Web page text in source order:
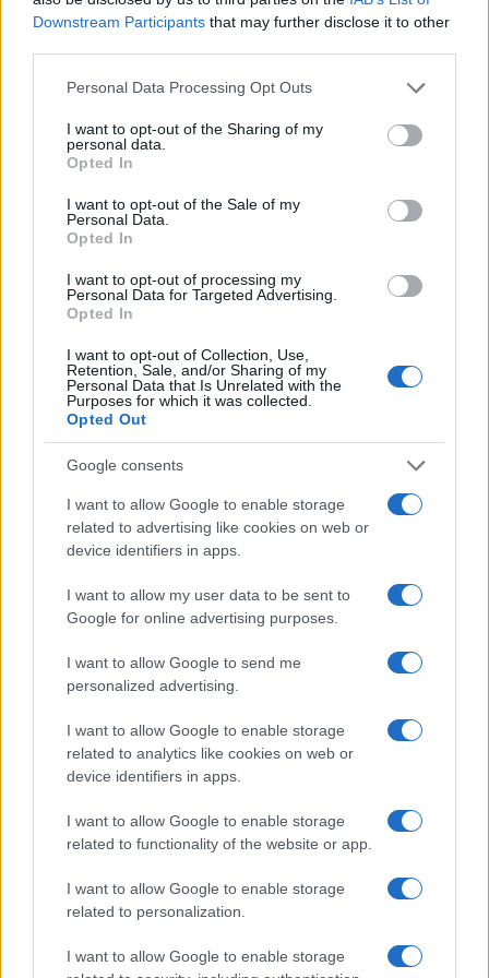
Downstream Participants that may further disclose it to other
Please note that this website/app uses one or more Google
not limited to your visit or usage behaviour. You may click to
grant or deny consent to Google and its third-party tags to
use your data for below specified purposes in below Google
consent section.
Personal Data Processing Opt Outs
I want to opt-out of the Sharing of my
personal data.
Opted In
I want to opt-out of the Sale of my
Personal Data.
Opted In
I want to opt-out of processing my
Personal Data for Targeted Advertising.
Opted In
I want to opt-out of Collection, Use,
Retention, Sale, and/or Sharing of my
Personal Data that Is Unrelated with the
Purposes for which it was collected.
Opted Out
Google consents
I want to allow Google to enable storage
related to advertising like cookies on web or
device identifiers in apps.
I want to allow my user data to be sent to
Google for online advertising purposes.
I want to allow Google to send me
personalized advertising.
I want to allow Google to enable storage
related to analytics like cookies on web or
device identifiers in apps.
I want to allow Google to enable storage
related to functionality of the website or app.
I want to allow Google to enable storage
related to personalization.
I want to allow Google to enable storage
miközben a lehetséges tér leggazdagabb, legárnyaltabb
egy kozmikus létezésbe kerül be, a valóság magasabb
dimenzióban értelmeződik ebben a képben.”
Spiró György író felidézte, amikor 2017 januárjában
kellett, mert ő is csak a megnyitó napján látta az anyagot.
Először szorongott emiatt, ám a kiállításon körbejárva Konok
fél tucat képe megrendítően hatott rá. Szokatlan, hogy
vonalak érzelmi hatást váltsanak ki belőle, mondja, Konok
ezt mégis el tudta érni, mivel „észrevette a kortárs néző
asszociációs képességét, érzékenységét, kulturális és
emberi tudását, és rábízta a vonalkáit és a színeit”. Az általa
választott, 2009-esS.T.derűsen világos mű, mégis minél
tovább nézi, annál mélyebb bánat keríti hatalmába. Spiró
szerint ezek a vonalak írásjelek, egy elsüllyedt kultúra betűi,
amelyek játszanak vele, kitágítják a képzettársítási
képességeit, miközben a lelkére is hatnak.
A civilizáció végromlása borzolja a lelket ezen a képen.
Konok nagyszerűsége Spiró szerint abban állt, hogy
„szabályos vonalakból és idomokból egy új, lelket sajdító
paradoxont hozott létre: a tragikus absztraktot, ami eddig
visszaemlékezésében Konok családi, kulturális örökségét